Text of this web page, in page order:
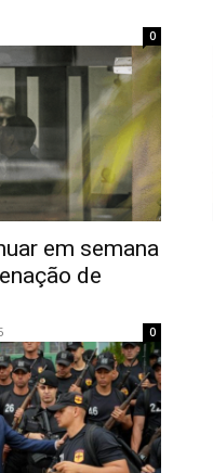
0
em semana
de
0